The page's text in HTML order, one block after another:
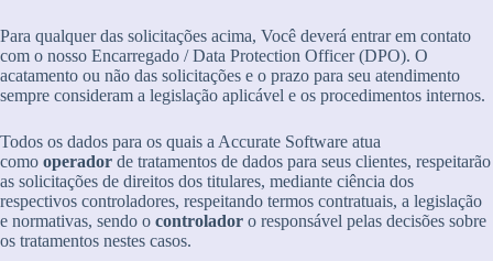
Para qualquer das solicitações acima, Você deverá entrar em contato
com o nosso Encarregado / Data Protection Officer (DPO). O
acatamento ou não das solicitações e o prazo para seu atendimento
sempre consideram a legislação aplicável e os procedimentos internos.
Todos os dados para os quais a Accurate Software atua
como operador de tratamentos de dados para seus clientes, respeitarão
as solicitações de direitos dos titulares, mediante ciência dos
respectivos controladores, respeitando termos contratuais, a legislação
e normativas, sendo o controlador o responsável pelas decisões sobre
os tratamentos nestes casos.